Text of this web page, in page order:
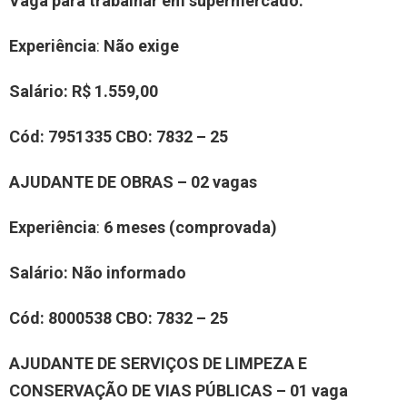
Experiência: Não exige
Salário: R$ 1.559,00
Cód: 7951335 CBO: 7832 – 25
AJUDANTE DE OBRAS – 02 vagas
Experiência: 6 meses (comprovada)
Salário: Não informado
Cód: 8000538 CBO: 7832 – 25
AJUDANTE DE SERVIÇOS DE LIMPEZA E
CONSERVAÇÃO DE VIAS PÚBLICAS – 01 vaga